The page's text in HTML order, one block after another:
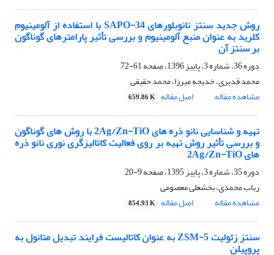
روش جدید سنتز نانوبلور‌های SAPO-34 با استفاده از آلومینیوم
کلرید به عنوان منبع آلومینیوم و بررسی تأثیر پارامترهای گوناگون
بر سنتز آن
دوره 36، شماره 3، پاییز 1396، صفحه
61-72
محمد قدیری، خدیجه میرزا، محمد حقیقی
مشاهده مقاله
اصل مقاله 659.86 K
تهیه و شناسایی نانو ذره های 2Ag/Zn-TiO با روش های گوناگون
و بررسی تأثیر روش تهیه بر روی فعالیت کاتالیزگری نوری نانو ذره
های 2Ag/Zn-TiO
دوره 35، شماره 3، پاییز 1395، صفحه
9-20
رباب محمدی، بخشعلی معصومی
مشاهده مقاله
اصل مقاله 854.93 K
سنتز زئولیت ZSM-5 به عنوان کاتالیست فرایند تبدیل متانول به
پروپیلن